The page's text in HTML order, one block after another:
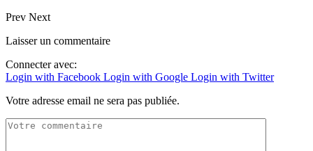
Prev Next
Laisser un commentaire
Connecter avec:
Login with Facebook Login with Google Login with Twitter
Votre adresse email ne sera pas publiée.